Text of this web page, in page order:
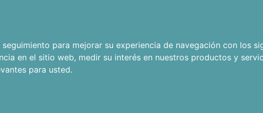
para mejorar su experiencia de navegación con los
en el sitio web, medir su interés en nuestros productos y
para usted.